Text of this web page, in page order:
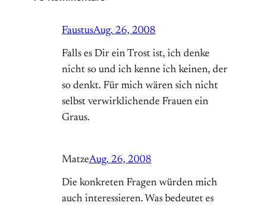
FaustusAug. 26, 2008
Falls es Dir ein Trost ist, ich denke
nicht so und ich kenne ich keinen, der
so denkt. Für mich wären sich nicht
selbst verwirklichende Frauen ein
Graus.
MatzeAug. 26, 2008
Die konkreten Fragen würden mich
auch interessieren. Was bedeutet es